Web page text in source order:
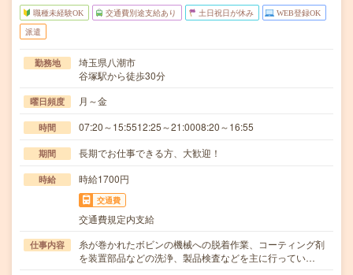
職種未経験OK 交通費別途支給あり 土日祝日が休み WEB登録OK
派遣
勤務地
埼玉県八潮市
谷塚駅から徒歩30分
曜日頻度 月～金
時間 07:20～15:5512:25～21:0008:20～16:55
期間 長期でお仕事できる方、大歓迎！
時給 時給1700円
交通費
交通費規定内支給
仕事内容
糸が巻かれたボビンの機械への脱着作業、コーティング剤
を装置部品などの洗浄、製品検査などを主に行ってい…